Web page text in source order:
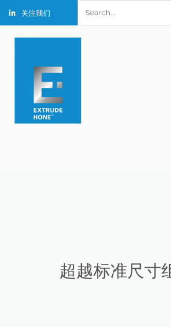
关注我们
for:
超越标准尺寸